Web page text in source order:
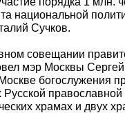
национальной
Сучков.
совещании
мэр Москвы
богослужения
православной
храмах и двух